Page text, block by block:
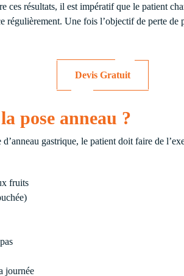
ces résultats, il est impératif que le patient
régulièrement. Une fois l’objectif de perte de
Devis Gratuit
pose anneau ?
gastrique, le patient doit faire de
fruits
journée